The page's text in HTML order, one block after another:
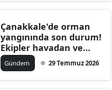
Çanakkale'de orman
yangınında son durum!
Ekipler havadan ve
karadan müdahale
ediyor
Gündem 29 Temmuz 2026